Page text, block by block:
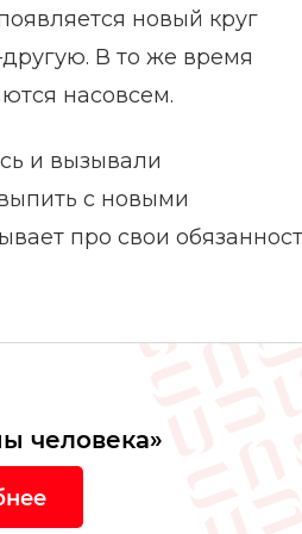
новый круг
В то же время
насовсем.
и вызывали
с новыми
про свои
человека»